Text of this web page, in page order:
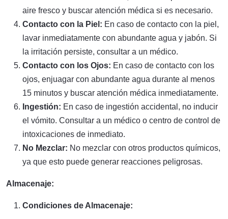
aire fresco y buscar atención médica si es necesario.
Contacto con la Piel: En caso de contacto con la piel,
lavar inmediatamente con abundante agua y jabón. Si
la irritación persiste, consultar a un médico.
Contacto con los Ojos: En caso de contacto con los
ojos, enjuagar con abundante agua durante al menos
15 minutos y buscar atención médica inmediatamente.
Ingestión: En caso de ingestión accidental, no inducir
el vómito. Consultar a un médico o centro de control de
intoxicaciones de inmediato.
No Mezclar: No mezclar con otros productos químicos,
ya que esto puede generar reacciones peligrosas.
Almacenaje:
Condiciones de Almacenaje: